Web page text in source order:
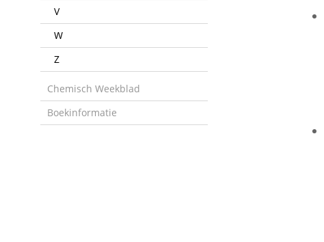
V
W
Z
Chemisch Weekblad
Boekinformatie